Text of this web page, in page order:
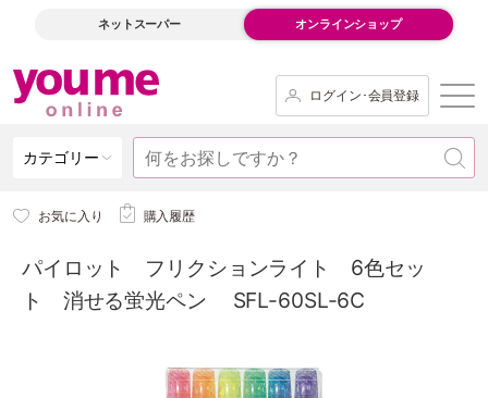
ネットスーパー オンラインショップ
ログイン･会員登録
カテゴリー
お気に入り 購入履歴
パイロット フリクションライト 6色セッ
ト 消せる蛍光ペン SFL-60SL-6C